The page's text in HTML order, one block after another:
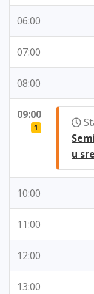
06:00
07:00
08:00
09:00
1
u
10:00
11:00
12:00
13:00